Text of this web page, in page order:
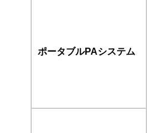
ポータブルPAシステム